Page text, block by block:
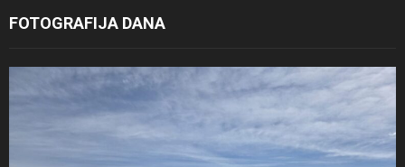
FOTOGRAFIJA DANA